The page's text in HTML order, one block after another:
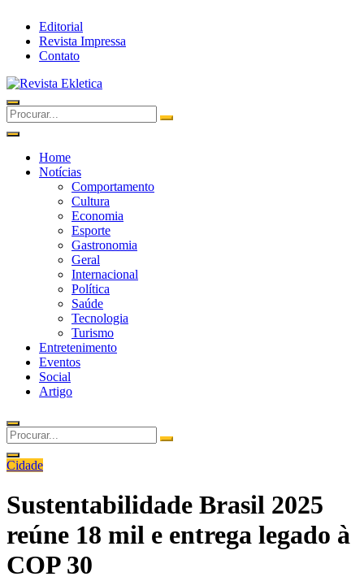
Editorial
Revista Impressa
Contato
Home
Notícias
Comportamento
Cultura
Economia
Esporte
Gastronomia
Geral
Internacional
Política
Saúde
Tecnologia
Turismo
Entretenimento
Eventos
Social
Artigo
Cidade
Sustentabilidade Brasil 2025
reúne 18 mil e entrega legado à
COP 30